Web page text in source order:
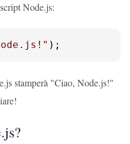
Node.js:
);
stamperà "Ciao, Node.js!"